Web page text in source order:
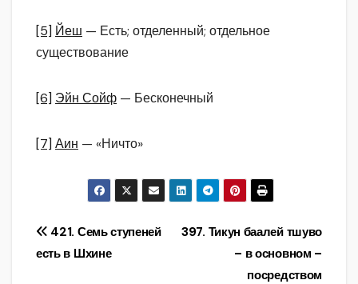
[5] Йеш — Есть; отделенный; отдельное
существование
[6] Эйн Сойф — Бесконечный
[7] Аин — «Ничто»
Навигация
397. Тикун баалей тшуво
– в основном –
посредством
421. Семь ступеней
есть в Шхине